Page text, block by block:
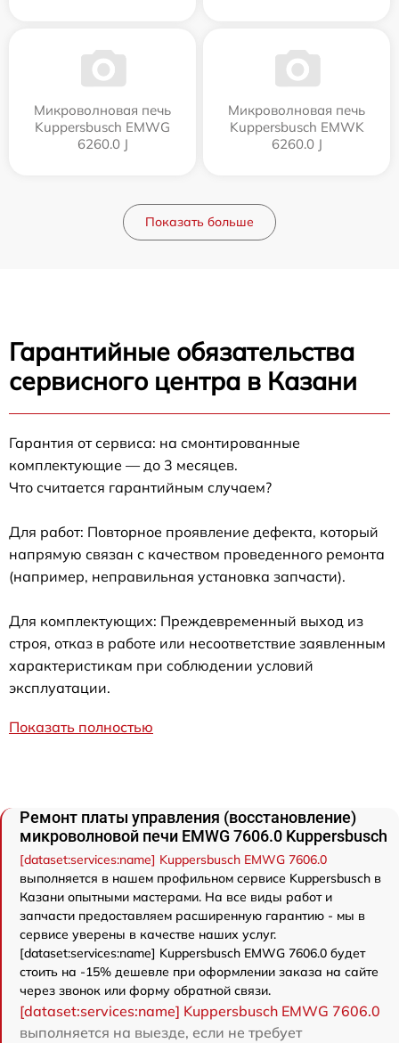
Микроволновая печь
Kuppersbusch EMWG
6260.0 J
Микроволновая печь
Kuppersbusch EMWK
6260.0 J
Показать больше
Гарантийные обязательства
сервисного центра в Казани
Гарантия от сервиса: на смонтированные
комплектующие — до 3 месяцев.
Что считается гарантийным случаем?
Для работ: Повторное проявление дефекта, который
напрямую связан с качеством проведенного ремонта
(например, неправильная установка запчасти).
Для комплектующих: Преждевременный выход из
строя, отказ в работе или несоответствие заявленным
характеристикам при соблюдении условий
эксплуатации.
Показать полностью
Ремонт платы управления (восстановление)
микроволновой печи EMWG 7606.0 Kuppersbusch
[dataset:services:name] Kuppersbusch EMWG 7606.0
выполняется в нашем профильном сервисе Kuppersbusch в
Казани опытными мастерами. На все виды работ и
запчасти предоставляем расширенную гарантию - мы в
сервисе уверены в качестве наших услуг.
[dataset:services:name] Kuppersbusch EMWG 7606.0 будет
стоить на -15% дешевле при оформлении заказа на сайте
через звонок или форму обратной связи.
[dataset:services:name] Kuppersbusch EMWG 7606.0
выполняется на выезде, если не требует